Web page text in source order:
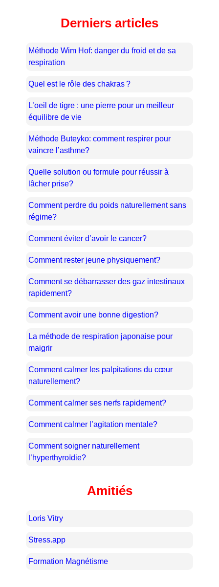
Derniers articles
Méthode Wim Hof: danger du froid et de sa
respiration
Quel est le rôle des chakras ?
L’oeil de tigre : une pierre pour un meilleur
équilibre de vie
Méthode Buteyko: comment respirer pour
vaincre l’asthme?
Quelle solution ou formule pour réussir à
lâcher prise?
Comment perdre du poids naturellement sans
régime?
Comment éviter d’avoir le cancer?
Comment rester jeune physiquement?
Comment se débarrasser des gaz intestinaux
rapidement?
Comment avoir une bonne digestion?
La méthode de respiration japonaise pour
maigrir
Comment calmer les palpitations du cœur
naturellement?
Comment calmer ses nerfs rapidement?
Comment calmer l’agitation mentale?
Comment soigner naturellement
l’hyperthyroïdie?
Amitiés
Loris Vitry
Stress.app
Formation Magnétisme